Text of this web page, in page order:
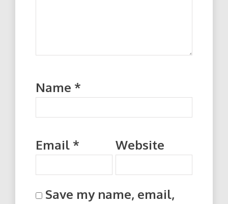
Name *
Email * Website
Save my name, email,